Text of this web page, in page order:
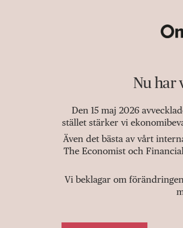
Nu har
Den 15 maj 2026
stället stärker vi
Även det bästa av vårt
The Economist och
Vi beklagar om